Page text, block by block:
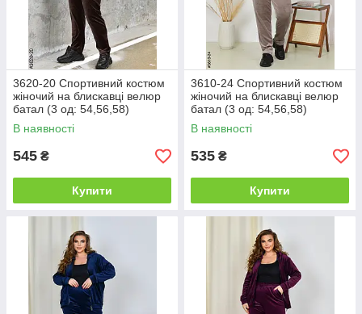
3620-20 Спортивний костюм
жіночий на блискавці велюр
батал (3 од: 54,56,58)
В наявності
545 ₴
Купити
3610-24 Спортивний костюм
жіночий на блискавці велюр
батал (3 од: 54,56,58)
В наявності
535 ₴
Купити